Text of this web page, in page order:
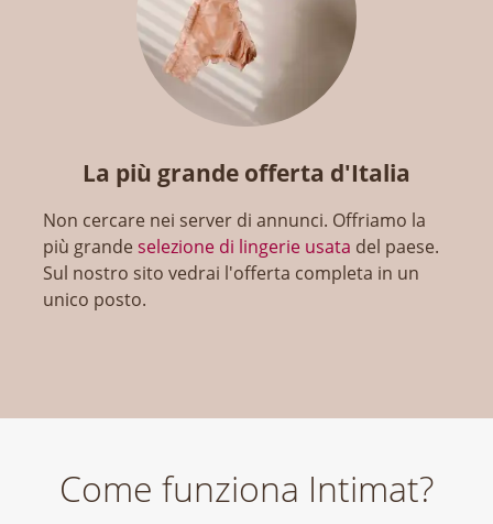
La più grande offerta d'Italia
Non cercare nei server di annunci. Offriamo la
più grandeselezione di lingerie usata del paese.
Sul nostro sito vedrai l'offerta completa in un
unico posto.
Come funziona Intimat?